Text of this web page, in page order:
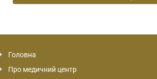
Головна
Про медичний центр